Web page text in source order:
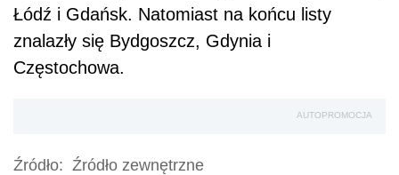
Łódź i Gdańsk. Natomiast na końcu listy
znalazły się Bydgoszcz, Gdynia i
Częstochowa.
AUTOPROMOCJA
Źródło: Źródło zewnętrzne